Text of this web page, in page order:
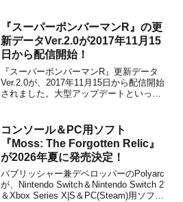
『スーパーボンバーマンR』の更
新データVer.2.0が2017年11月15
日から配信開始！
『スーパーボンバーマンR』更新データ
Ver.2.0が、2017年11月15日から配信開始
されました。大型アップデートといって
の無料アップデート（Ver.2.0）を、11月
15日(水)11時から配信開始！ 3...
コンソール＆PC用ソフト
『Moss: The Forgotten Relic』
が2026年夏に発売決定！
パブリッシャー兼デベロッパーのPolyarc
が、Nintendo Switch＆Nintendo Switch 2
＆Xbox Series X|S＆PC(Steam)用ソフト